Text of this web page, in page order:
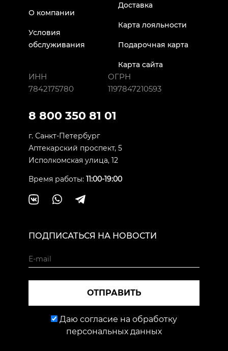
О компании
Условия
обслуживания
Доставка
Карта лояльности
Подарочная карта
Карта сайта
ИНН
7842175780
ОГРН
1197847210593
8 800 350 81 01
г. Санкт-Петербург
Аптекарский проспект, 5
Исполкомская улица, 12
Время работы: 11:00-19:00
ПОДПИСАТЬСЯ НА НОВОСТИ
ОТПРАВИТЬ
Даю согласие на обработку
персональных данных